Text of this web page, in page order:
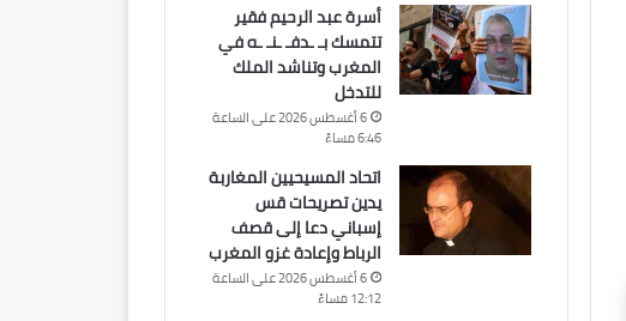
أسرة عبد الرحيم فقير
تتمسك بـ ـدفـ ـنـ ـه في
المغرب وتناشد الملك
للتدخل
6 أغسطس 2026 على الساعة
6:46 مساءً
اتحاد المسيحيين المغاربة
يدين تصريحات قس
إسباني دعا إلى قصف
الرباط وإعادة غزو المغرب
6 أغسطس 2026 على الساعة
12:12 مساءً